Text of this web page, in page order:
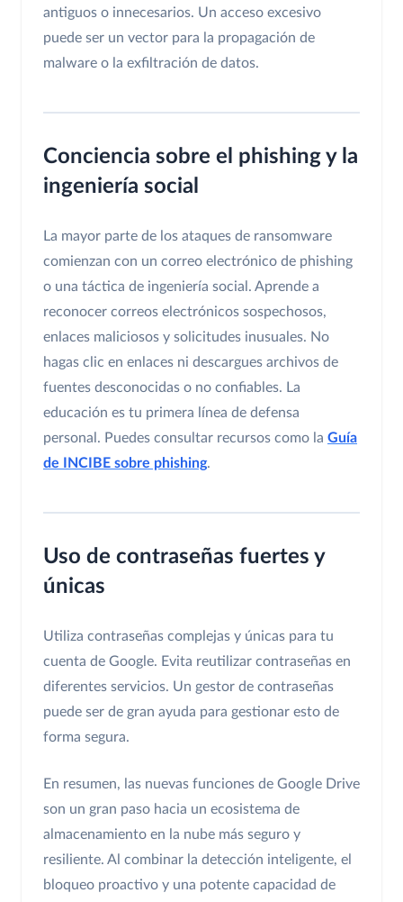
antiguos o innecesarios. Un acceso excesivo
puede ser un vector para la propagación de
malware o la exfiltración de datos.
Conciencia sobre el phishing y la
ingeniería social
La mayor parte de los ataques de ransomware
comienzan con un correo electrónico de phishing
o una táctica de ingeniería social. Aprende a
reconocer correos electrónicos sospechosos,
enlaces maliciosos y solicitudes inusuales. No
hagas clic en enlaces ni descargues archivos de
fuentes desconocidas o no confiables. La
educación es tu primera línea de defensa
personal. Puedes consultar recursos como la Guía
de INCIBE sobre phishing.
Uso de contraseñas fuertes y
únicas
Utiliza contraseñas complejas y únicas para tu
cuenta de Google. Evita reutilizar contraseñas en
diferentes servicios. Un gestor de contraseñas
puede ser de gran ayuda para gestionar esto de
forma segura.
En resumen, las nuevas funciones de Google Drive
son un gran paso hacia un ecosistema de
almacenamiento en la nube más seguro y
resiliente. Al combinar la detección inteligente, el
bloqueo proactivo y una potente capacidad de